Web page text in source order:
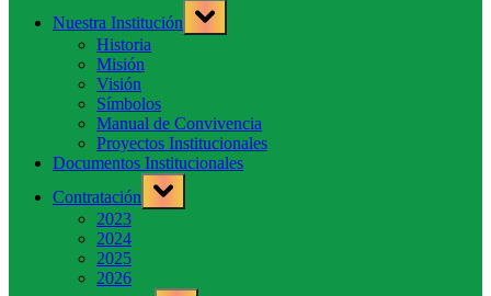
Nuestra Institución
Toggle
sub-
Historia
Misión
Visión
Símbolos
Manual de Convivencia
Proyectos Institucionales
Documentos Institucionales
Contratación
Toggle
sub-
2023
2024
2025
2026